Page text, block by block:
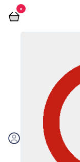
0
فروشگاه آنلاین اُرگت